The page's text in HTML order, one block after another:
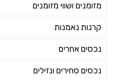
מזומנים ושווי מזומנים
קרנות נאמנות
נכסים אחרים
נכסים סחירים ונזילים